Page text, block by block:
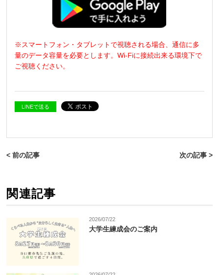
※スマートフォン・タブレットで視聴される場合、通信に多
量のデータ容量を必要とします。Wi-Fiに接続出来る環境下で
ご視聴ください。
LINEで送る
< 前の記事 次の記事 >
関連記事
2026/07/22
大学生練成会のご案内